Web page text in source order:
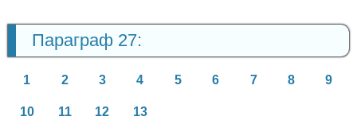
Параграф 27:
1 2 3 4 5 6 7 8 9
10 11 12 13